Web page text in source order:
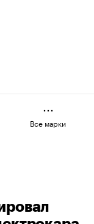
Все марки